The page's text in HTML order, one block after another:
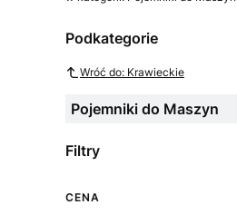
Podkategorie
Wróć do: Krawieckie
Pojemniki do Maszyn
Filtry
CENA